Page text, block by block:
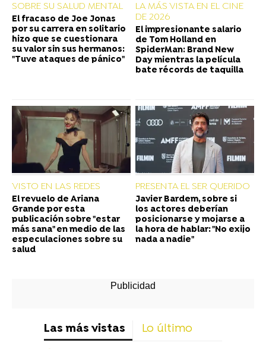
SOBRE SU SALUD MENTAL
El fracaso de Joe Jonas
por su carrera en solitario
hizo que se cuestionara
su valor sin sus hermanos:
"Tuve ataques de pánico"
LA MÁS VISTA EN EL CINE
DE 2026
El impresionante salario
de Tom Holland en
SpiderMan: Brand New
Day mientras la película
bate récords de taquilla
VISTO EN LAS REDES
El revuelo de Ariana
Grande por esta
publicación sobre "estar
más sana" en medio de las
especulaciones sobre su
salud
PRESENTA EL SER QUERIDO
Javier Bardem, sobre si
los actores deberían
posicionarse y mojarse a
la hora de hablar: "No exijo
nada a nadie"
Las más vistas Lo último